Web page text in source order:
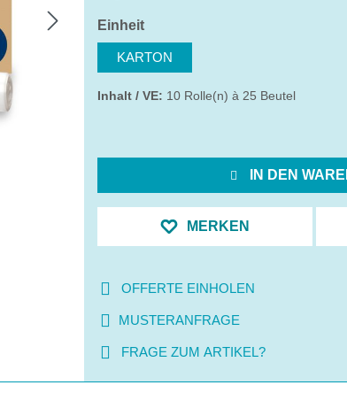
Einheitauswählen
KARTON
Inhalt / VE: 10 Rolle(n) à 25 Beutel
IN DEN
MERKEN
OFFERTE EINHOLEN
MUSTERANFRAGE
FRAGE ZUM ARTIKEL?